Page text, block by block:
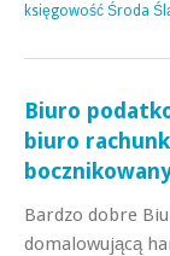
księgowość Środa
Biuro
biuro
Bardzo dobre
domalowującą